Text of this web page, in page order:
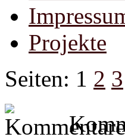
Projekte
Seiten: 1 2 3